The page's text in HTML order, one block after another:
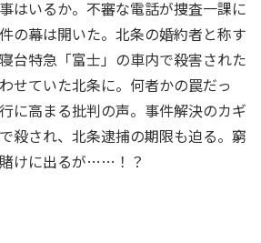
はいるか。不審な電話が捜査一課に
の幕は開いた。北条の婚約者と称す
台特急「富士」の車内で殺害された
せていた北条に。何者かの罠だっ
に高まる批判の声。事件解決のカギ
殺され、北条逮捕の期限も迫る。窮
けに出るが……！？